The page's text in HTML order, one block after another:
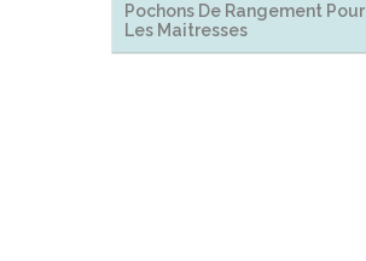
Pochons De Rangement Pour
Les Maitresses